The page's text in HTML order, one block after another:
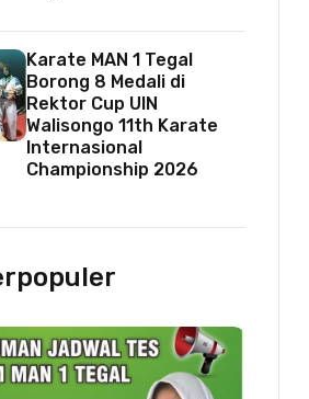
Karate MAN 1 Tegal
Borong 8 Medali di
Rektor Cup UIN
Walisongo 11th Karate
Internasional
Championship 2026